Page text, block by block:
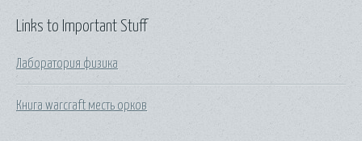
Links to Important Stuff
Лаборатория физика
Книга warcraft месть орков